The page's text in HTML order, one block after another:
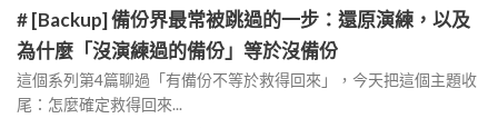
# [Backup] 備份界最常被跳過的一步：還原演練，以及
為什麼「沒演練過的備份」等於沒備份
這個系列第4篇聊過「有備份不等於救得回來」，今天把這個主題收
尾：怎麼確定救得回來...